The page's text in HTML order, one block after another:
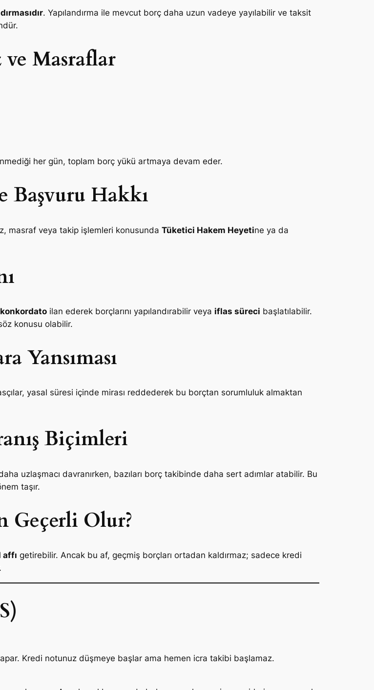
. Yapılandırma ile mevcut borç daha uzun vadeye yayılabilir ve taksit
Masraflar
her gün, toplam borç yükü artmaya devam eder.
Hakkı
masraf veya takip işlemleri konusunda Tüketici Hakem Heyetine ya da
konkordato ilan ederek borçlarını yapılandırabilir veya iflas süreci başlatılabilir.
konusu olabilir.
Yansıması
yasal süresi içinde mirası reddederek bu borçtan sorumluluk almaktan
Biçimleri
uzlaşmacı davranırken, bazıları borç takibinde daha sert adımlar atabilir. Bu
taşır.
Geçerli Olur?
getirebilir. Ancak bu af, geçmiş borçları ortadan kaldırmaz; sadece kredi
Kredi notunuz düşmeye başlar ama hemen icra takibi başlamaz.